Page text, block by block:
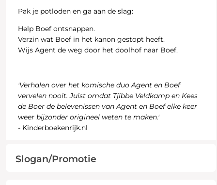
Pak je potloden en ga aan de slag:
Help Boef ontsnappen.
Verzin wat Boef in het kanon gestopt heeft.
Wijs Agent de weg door het doolhof naar Boef.
'Verhalen over het komische duo Agent en Boef
vervelen nooit. Juist omdat Tjibbe Veldkamp en Kees
de Boer de belevenissen van Agent en Boef elke keer
weer bijzonder origineel weten te maken.'
- Kinderboekenrijk.nl
Slogan/Promotie